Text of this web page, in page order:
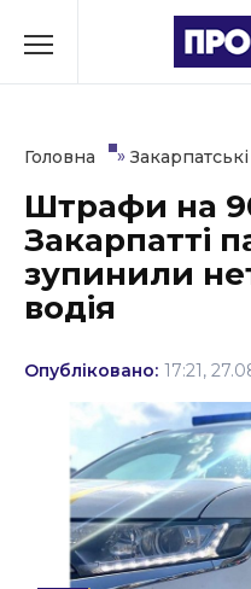
до
Культура
Освіта
Політика
Соціум
Спорт
Стиль життя
Головна »
Штрафи на
Закарпатті
зупинили
водія
Опубліковано: 17:21,